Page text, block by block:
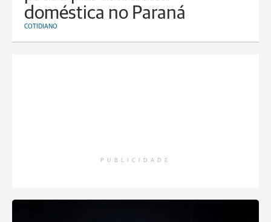
doméstica no Paraná
COTIDIANO
PUBLICIDADE